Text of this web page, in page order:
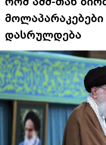
დასრულდება